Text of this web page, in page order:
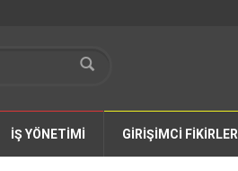
İŞ YÖNETİMİ GİRİŞİMCİ FİKİRLER